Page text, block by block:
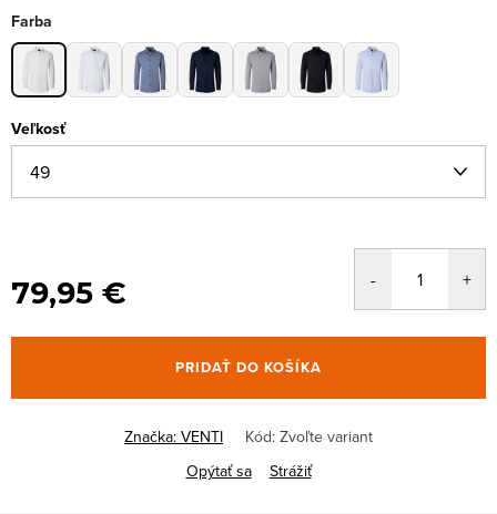
Farba
Veľkosť
79,95 €
PRIDAŤ DO KOŠÍKA
Značka: VENTI Kód: Zvoľte variant
Opýtať sa
Strážiť